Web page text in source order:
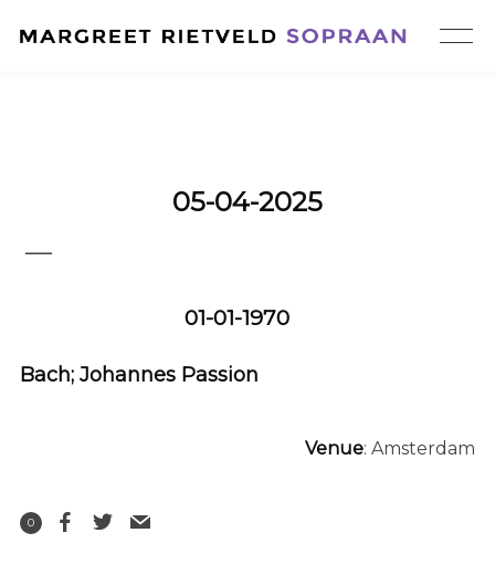
05-04-2025
—
01-01-1970
Bach; Johannes Passion
Venue: Amsterdam
0